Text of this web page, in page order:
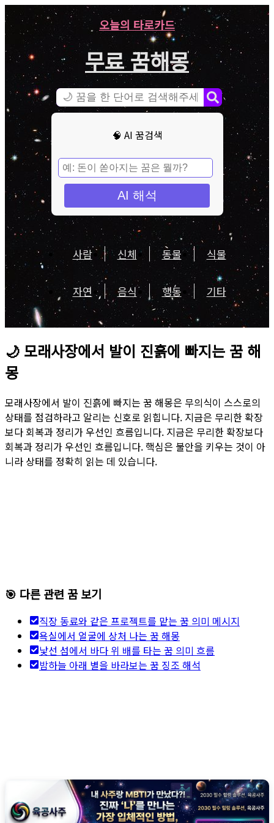
오늘의 타로카드
무료 꿈해몽
🧠 AI 꿈검색
AI 해석
사람 신체 동물 식물
자연 음식 행동 기타
🌙 모래사장에서 발이 진흙에 빠지는 꿈 해
몽
모래사장에서 발이 진흙에 빠지는 꿈 해몽은 무의식이 스스로의
상태를 점검하라고 알리는 신호로 읽힙니다. 지금은 무리한 확장
보다 회복과 정리가 우선인 흐름입니다. 지금은 무리한 확장보다
회복과 정리가 우선인 흐름입니다. 핵심은 불안을 키우는 것이 아
니라 상태를 정확히 읽는 데 있습니다.
🎯 다른 관련 꿈 보기
직장 동료와 같은 프로젝트를 맡는 꿈 의미 메시지
욕실에서 얼굴에 상처 나는 꿈 해몽
낯선 섬에서 바다 위 배를 타는 꿈 의미 흐름
밤하늘 아래 별을 바라보는 꿈 징조 해석